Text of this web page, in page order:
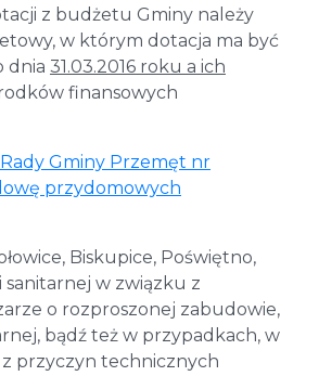
z budżetu Gminy należy
w którym dotacja ma być
dnia 31.03.2016 roku a ich
finansowych
Rady Gminy Przemęt nr
przydomowych
Biskupice, Poświętno,
w związku z
o rozproszonej zabudowie,
bądź też w przypadkach, w
z przyczyn technicznych